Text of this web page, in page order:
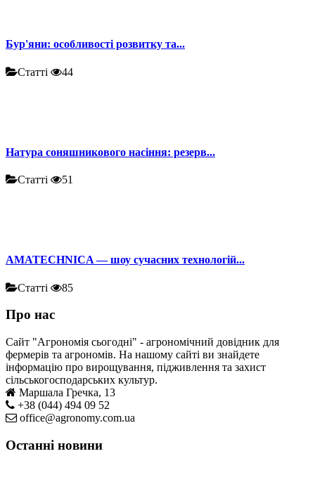
Бур'яни: особливості розвитку та...
Статті 44
Натура соняшникового насіння: резерв...
Статті 51
AMATECHNICA — шоу сучасних технологій...
Статті 85
Про нас
Сайт "Агрономія сьогодні" - агрономічний довідник для
фермерів та агрономів. На нашому сайті ви знайдете
інформацію про вирощування, підживлення та захист
сільськогосподарських культур.
Маршала Гречка, 13
+38 (044) 494 09 52
office@agronomy.com.ua
Останні новини